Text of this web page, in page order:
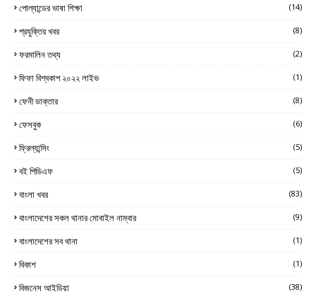
পোল্যান্ডের ভাষা শিক্ষা (14)
প্রযুক্তির খবর (8)
ফরমালিন তথ্য (2)
ফিফা বিশ্বকাপ ২০২২ লাইভ (1)
ফেনী ডাক্তার (8)
ফেসবুক (6)
ফ্রিল্যান্সিং (5)
বই পিডিএফ (5)
বাংলা খবর (83)
বাংলাদেশের সকল থানার মোবাইল নাম্বার (9)
বাংলাদেশের সব থানা (1)
বিকাশ (1)
বিজনেস আইডিয়া (38)